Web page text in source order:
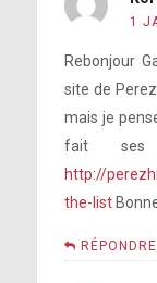
1
Rebonjour
site de
mais je
fait
http://
the-list
RÉPONDRE